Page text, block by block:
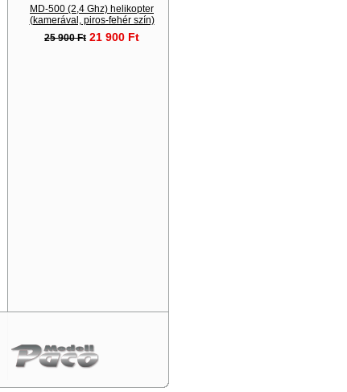
MD-500 (2,4 Ghz) helikopter
(kamerával, piros-fehér szín)
25 900 Ft 21 900 Ft